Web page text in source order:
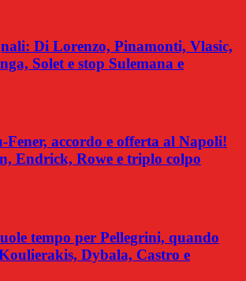
Di Lorenzo, Pinamonti, Vlasic,
Solet e stop Sulemana e
accordo e offerta al Napoli!
Endrick, Rowe e triplo colpo
tempo per Pellegrini, quando
Dybala, Castro e